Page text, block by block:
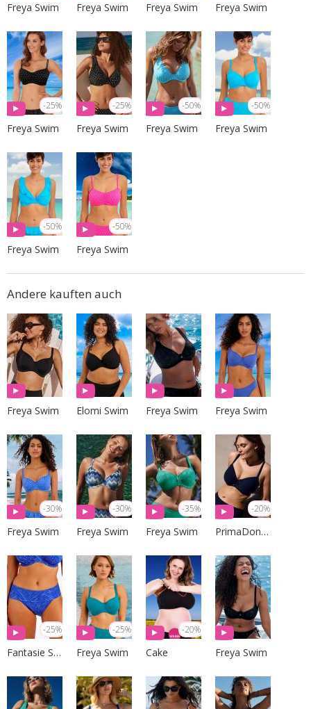
Freya Swim Freya Swim Freya Swim Freya Swim
-25%
Freya Swim
-25%
Freya Swim
-50%
Freya Swim
-50%
Freya Swim
-50%
Freya Swim
-50%
Freya Swim
Andere kauften auch
Freya Swim Elomi Swim Freya Swim Freya Swim
-30%
Freya Swim
-30%
Freya Swim
-35%
Freya Swim
-20%
PrimaDonna Swim
-25%
Fantasie Swim
-25%
Freya Swim
-20%
Cake Freya Swim